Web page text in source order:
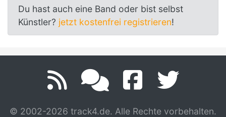
Du hast auch eine Band oder bist selbst
Künstler? jetzt kostenfrei registrieren!
© 2002-2026 track4.de. Alle Rechte vorbehalten.